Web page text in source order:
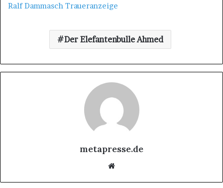
Ralf Dammasch Traueranzeige
Der Elefantenbulle Ahmed
metapresse.de
Website